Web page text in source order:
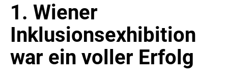
COCA-COLA
COCA-COLA HBC ÖSTERREICH
RÖMERQUELLE
1. Wiener
Inklusionsexhibition
war ein voller Erfolg